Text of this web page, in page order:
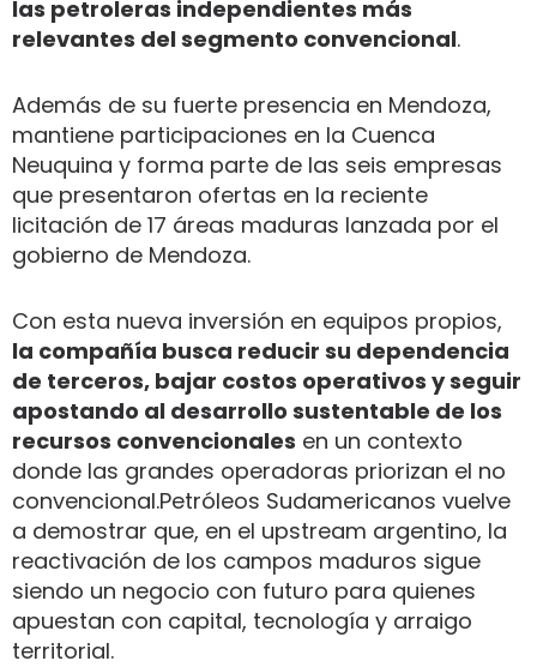
las petroleras independientes más
relevantes del segmento convencional.
Además de su fuerte presencia en Mendoza,
mantiene participaciones en la Cuenca
Neuquina y forma parte de las seis empresas
que presentaron ofertas en la reciente
licitación de 17 áreas maduras lanzada por el
gobierno de Mendoza.
Con esta nueva inversión en equipos propios,
la compañía busca reducir su dependencia
de terceros, bajar costos operativos y seguir
apostando al desarrollo sustentable de los
recursos convencionales en un contexto
donde las grandes operadoras priorizan el no
convencional.Petróleos Sudamericanos vuelve
a demostrar que, en el upstream argentino, la
reactivación de los campos maduros sigue
siendo un negocio con futuro para quienes
apuestan con capital, tecnología y arraigo
territorial.